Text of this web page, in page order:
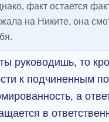
факт остается
на Никите, она
руководишь, то
к подчиненным
а
в